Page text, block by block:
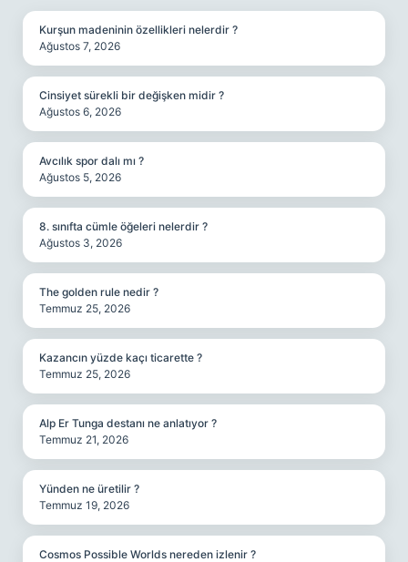
Kurşun madeninin özellikleri nelerdir ?
Ağustos 7, 2026
Cinsiyet sürekli bir değişken midir ?
Ağustos 6, 2026
Avcılık spor dalı mı ?
Ağustos 5, 2026
8. sınıfta cümle öğeleri nelerdir ?
Ağustos 3, 2026
The golden rule nedir ?
Temmuz 25, 2026
Kazancın yüzde kaçı ticarette ?
Temmuz 25, 2026
Alp Er Tunga destanı ne anlatıyor ?
Temmuz 21, 2026
Yünden ne üretilir ?
Temmuz 19, 2026
Cosmos Possible Worlds nereden izlenir ?